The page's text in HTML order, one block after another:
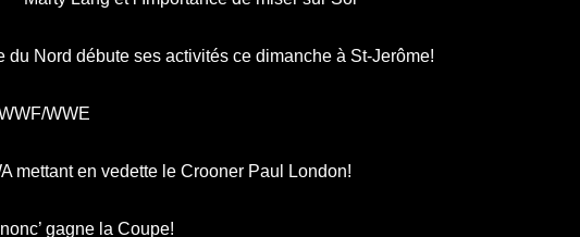
du Nord débute ses activités ce dimanche à St-Jerôme!
WWE
mettant en vedette le Crooner Paul London!
gagne la Coupe!